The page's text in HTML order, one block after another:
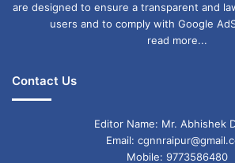
are designed to ensure a transparent and
users and to comply with Google
read more...
Contact Us
Editor Name: Mr. Abhishek
Email:
Mobile: 9773586480